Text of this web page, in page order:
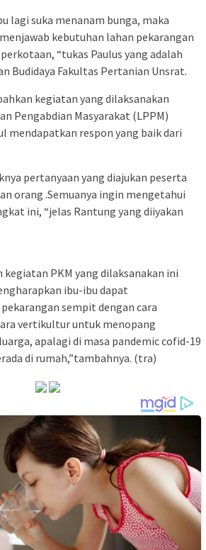
lagi suka menanam bunga, maka
kebutuhan lahan pekarangan
“tukas Paulus yang adalah
Budidaya Fakultas Pertanian Unsrat.
kegiatan yang dilaksanakan
Pengabdian Masyarakat (LPPM)
mendapatkan respon yang baik dari
pertanyaan yang diajukan peserta
orang .Semuanya ingin mengetahui
ini, “jelas Rantung yang diiyakan
PKM yang dilaksanakan ini
ibu-ibu dapat
sempit dengan cara
vertikultur untuk menopang
apalagi di masa pandemic cofid-19
di rumah,”tambahnya. (tra)